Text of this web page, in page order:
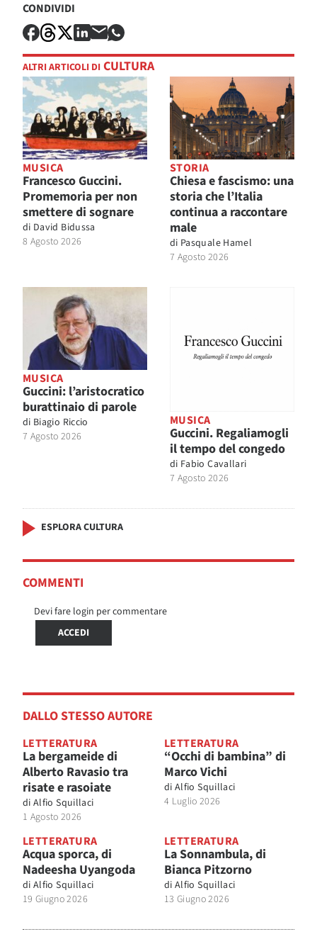
CONDIVIDI
ALTRI ARTICOLI DI CULTURA
MUSICA
Francesco Guccini.
Promemoria per non
smettere di sognare
di David Bidussa
8 Agosto 2026
STORIA
Chiesa e fascismo: una
storia che l’Italia
continua a raccontare
male
di Pasquale Hamel
7 Agosto 2026
MUSICA
Guccini: l’aristocratico
burattinaio di parole
di Biagio Riccio
7 Agosto 2026
MUSICA
Guccini. Regaliamogli
il tempo del congedo
di Fabio Cavallari
7 Agosto 2026
ESPLORA CULTURA
COMMENTI
Devi fare login per commentare
ACCEDI
DALLO STESSO AUTORE
LETTERATURA
La bergameide di
Alberto Ravasio tra
risate e rasoiate
di Alfio Squillaci
1 Agosto 2026
LETTERATURA
“Occhi di bambina” di
Marco Vichi
di Alfio Squillaci
4 Luglio 2026
LETTERATURA
Acqua sporca, di
Nadeesha Uyangoda
di Alfio Squillaci
19 Giugno 2026
LETTERATURA
La Sonnambula, di
Bianca Pitzorno
di Alfio Squillaci
13 Giugno 2026